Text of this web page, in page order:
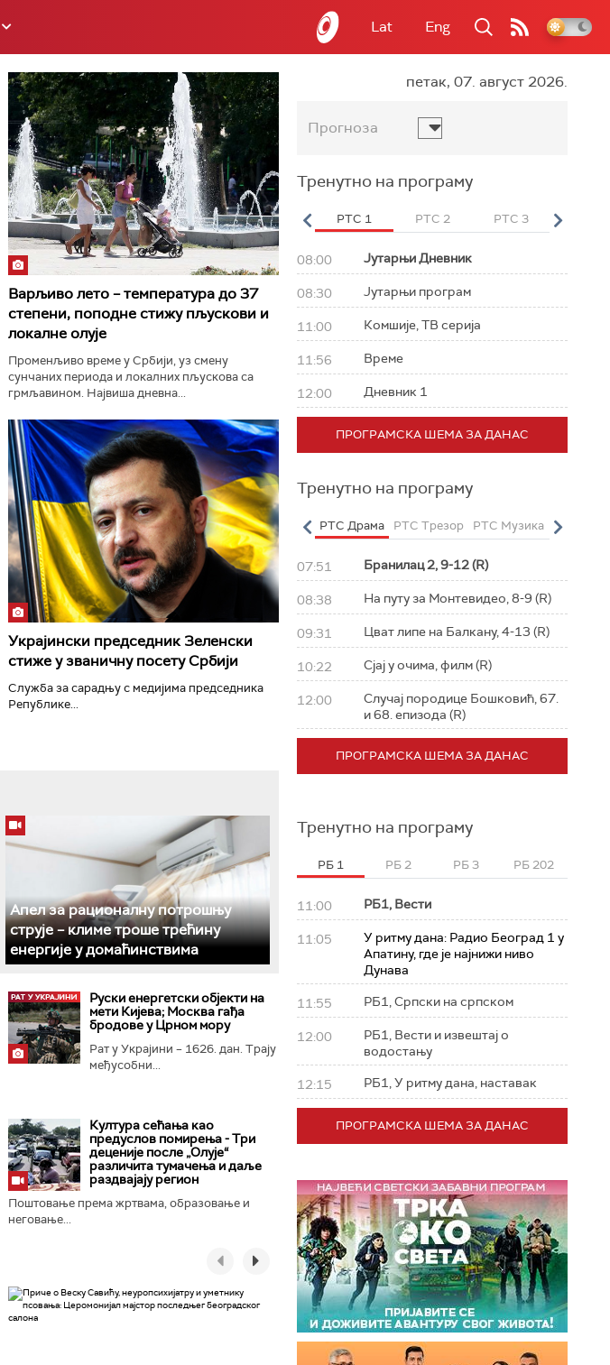
Lat Eng
Варљиво лето – температура до 37
степени, поподне стижу пљускови и
локалне олује
Променљиво време у Србији, уз смену
сунчаних периода и локалних пљускова са
грмљавином. Највиша дневна...
Украјински председник Зеленски
стиже у званичну посету Србији
Служба за сарадњу с медијима председника
Републике...
Апел за рационалну потрошњу
струје – климе троше трећину
енергије у домаћинствима
Руски енергетски објекти на
мети Кијева; Москва гађа
бродове у Црном мору
Рат у Украјини – 1626. дан. Трају
међусобни...
Култура сећања као
предуслов помирења ­- Три
деценије после „Олује“
различита тумачења и даље
раздвајају регион
Поштовање према жртвама, образовање и
неговање...
петак, 07. август 2026.
Прогноза
Тренутно на програму
РТС 3 РТС Свет РТС HD РТС 1 РТС 2 РТС 3 РТС
08:00 Јутарњи Дневник
08:30 Јутарњи програм
11:00 Комшије, ТВ серија
11:56 Време
12:00 Дневник 1
ПРОГРАМСКА ШЕМА ЗА ДАНАС
Тренутно на програму
РТС Класика РТС Коло РТС Полетарац РТС Драма РТС Трезор РТС Музика РТС
07:51 Бранилац 2, 9-12 (R)
08:38 На путу за Монтевидео, 8-9 (R)
09:31 Цват липе на Балкану, 4-13 (R)
10:22 Сјај у очима, филм (R)
12:00
Случај породице Бошковић, 67.
и 68. епизода (R)
ПРОГРАМСКА ШЕМА ЗА ДАНАС
Тренутно на програму
РБ 1 РБ 2 РБ 3 РБ 202
11:00 РБ1, Вести
11:05
У ритму дана: Радио Београд 1 у
Апатину, где је најнижи ниво
Дунава
11:55 РБ1, Српски на српском
12:00
РБ1, Вести и извештај о
водостању
12:15 РБ1, У ритму дана, наставак
ПРОГРАМСКА ШЕМА ЗА ДАНАС